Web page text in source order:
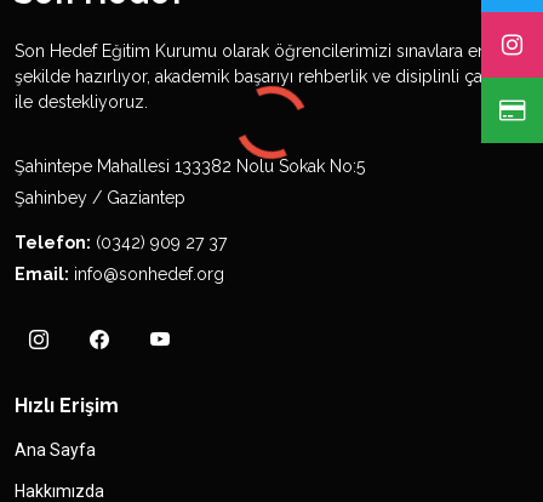
Son Hedef Eğitim Kurumu olarak öğrencilerimizi sınavlara en iyi
şekilde hazırlıyor, akademik başarıyı rehberlik ve disiplinli çalışma
ile destekliyoruz.
Şahintepe Mahallesi 133382 Nolu Sokak No:5
Şahinbey / Gaziantep
Telefon: (0342) 909 27 37
Email: info@sonhedef.org
Hızlı Erişim
Ana Sayfa
Hakkımızda